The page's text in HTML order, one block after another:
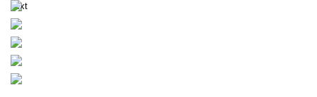
Next